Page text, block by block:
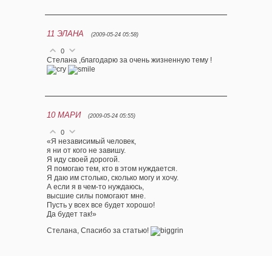
11 ЭЛАНА (2009-05-24 05:58)
0
Стелана ,благодарю за очень жизненную тему !
10 МАРИ (2009-05-24 05:55)
0
«Я независимый человек,
я ни от кого не завишу.
Я иду своей дорогой.
Я помогаю тем, кто в этом нуждается.
Я даю им столько, сколько могу и хочу.
А если я в чем-то нуждаюсь,
высшие силы помогают мне.
Пусть у всех все будет хорошо!
Да будет так!»
Стелана, Спасибо за статью!